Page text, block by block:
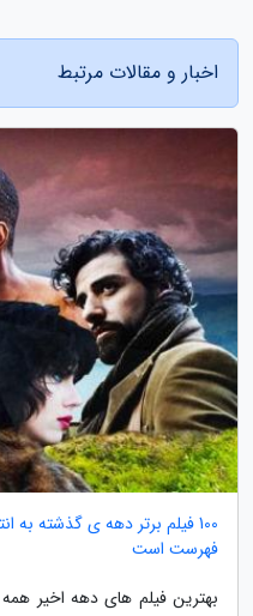
اخبار و مقالات مرتبط
فهرست است
بهترین فیلم های دهه اخیر